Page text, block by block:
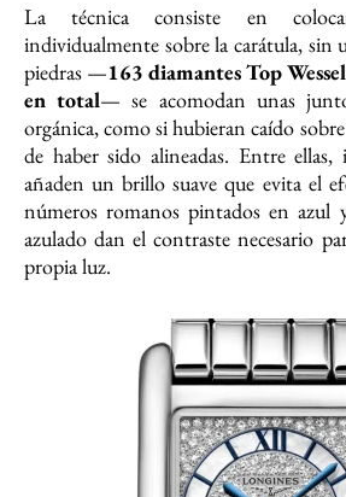
La técnica consiste en
individualmente sobre la carátula,
piedras —163 diamantes Top
en total— se acomodan unas
orgánica, como si hubieran caído
de haber sido alineadas. Entre ellas,
añaden un brillo suave que evita el
números romanos pintados en azul
azulado dan el contraste necesario
propia luz.